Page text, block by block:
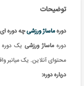
توضیحات
دورهماساژ ورزشیچه دوره
دورهماساژ ورزشی یک دوره
محتوای آنلاین. یک میانبر
درباره دوره: